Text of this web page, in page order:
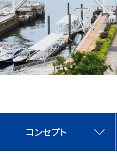
コンセプト